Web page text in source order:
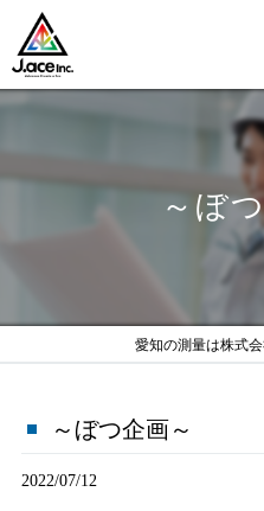
～ぼ
愛知の測量は株式会
～ぼつ企画～
2022/07/12